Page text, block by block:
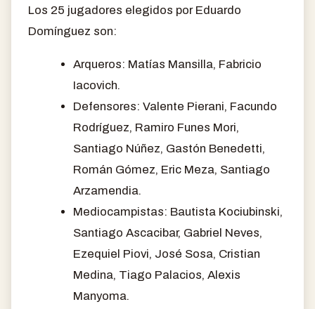
Los 25 jugadores elegidos por Eduardo
Domínguez son:
Arqueros: Matías Mansilla, Fabricio
Iacovich.
Defensores: Valente Pierani, Facundo
Rodríguez, Ramiro Funes Mori,
Santiago Núñez, Gastón Benedetti,
Román Gómez, Eric Meza, Santiago
Arzamendia.
Mediocampistas: Bautista Kociubinski,
Santiago Ascacibar, Gabriel Neves,
Ezequiel Piovi, José Sosa, Cristian
Medina, Tiago Palacios, Alexis
Manyoma.